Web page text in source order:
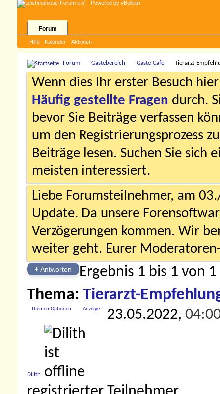
Forum
Hilfe Kalender Aktionen
Forum Gästebereich Gäste-Cafe Tierarzt-
Wenn dies Ihr erster Besuch
Häufig gestellte Fragen durch.
bevor Sie Beiträge verfassen
um den Registrierungsprozess
Beiträge lesen. Suchen Sie sich
meisten interessiert.
Liebe Forumsteilnehmer, am
Update. Da unsere
Verzögerungen kommen. Wir
weiter geht. Eurer
+Antworten Ergebnis 1 bis 1 von 1
Thema: Tierarzt-
Themen-Optionen Anzeige 23.05.2022,
Dilith